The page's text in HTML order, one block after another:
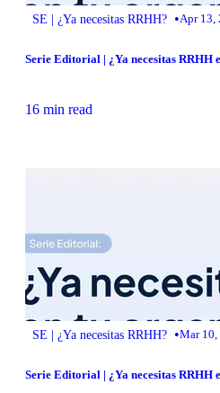
SE | ¿Ya necesitas RRHH? •Apr 13,
Serie Editorial | ¿Ya necesitas RRHH
16 min read
SE | ¿Ya necesitas RRHH? •Mar
Serie Editorial | ¿Ya necesitas RRHH